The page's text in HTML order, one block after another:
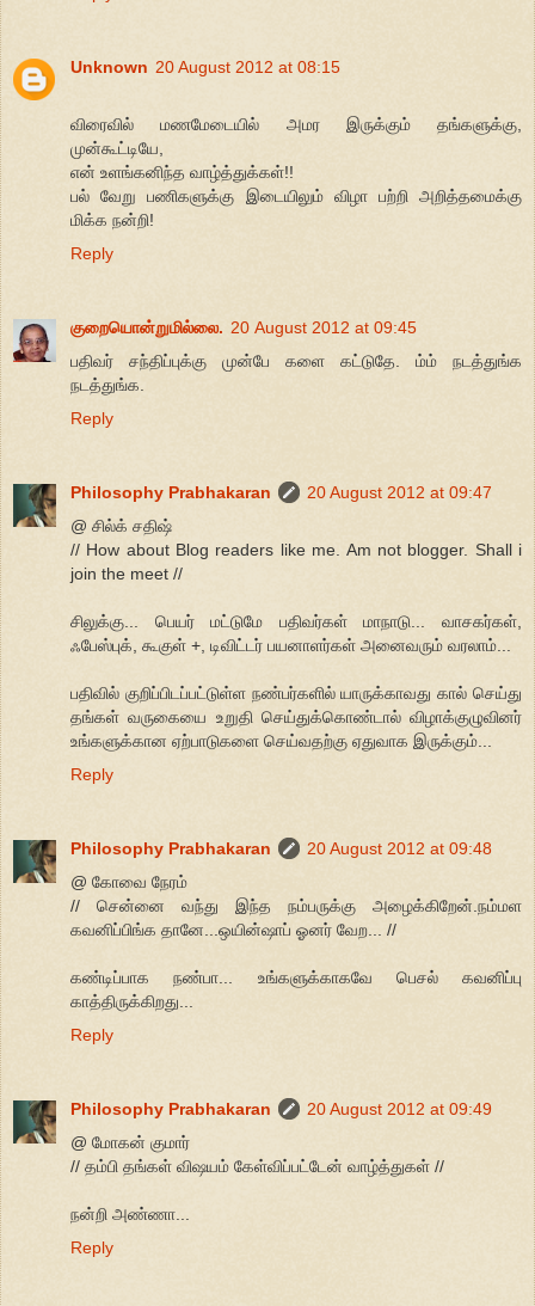
Unknown 20 August 2012 at 08:15
விரைவில் மணமேடையில் அமர இருக்கும் தங்களுக்கு,
முன்கூட்டியே,
என் உளங்கனிந்த வாழ்த்துக்கள்!!
பல் வேறு பணிகளுக்கு இடையிலும் விழா பற்றி அறித்தமைக்கு
மிக்க நன்றி!
Reply
குறையொன்றுமில்லை. 20 August 2012 at 09:45
பதிவர் சந்திப்புக்கு முன்பே களை கட்டுதே. ம்ம் நடத்துங்க
நடத்துங்க.
Reply
Philosophy Prabhakaran
20 August 2012 at 09:47
@ சில்க் சதிஷ்
// How about Blog readers like me. Am not blogger. Shall i
join the meet //
சிலுக்கு... பெயர் மட்டுமே பதிவர்கள் மாநாடு... வாசகர்கள்,
ஃபேஸ்புக், கூகுள் +, டிவிட்டர் பயனாளர்கள் அனைவரும் வரலாம்...
பதிவில் குறிப்பிடப்பட்டுள்ள நண்பர்களில் யாருக்காவது கால் செய்து
தங்கள் வருகையை உறுதி செய்துக்கொண்டால் விழாக்குழுவினர்
உங்களுக்கான ஏற்பாடுகளை செய்வதற்கு ஏதுவாக இருக்கும்...
Reply
Philosophy Prabhakaran
20 August 2012 at 09:48
@ கோவை நேரம்
// சென்னை வந்து இந்த நம்பருக்கு அழைக்கிறேன்.நம்மள
கவனிப்பிங்க தானே...ஒயின்ஷாப் ஓனர் வேற... //
கண்டிப்பாக நண்பா... உங்களுக்காகவே பெசல் கவனிப்பு
காத்திருக்கிறது...
Reply
Philosophy Prabhakaran
20 August 2012 at 09:49
@ மோகன் குமார்
// தம்பி தங்கள் விஷயம் கேள்விப்பட்டேன் வாழ்த்துகள் //
நன்றி அண்ணா...
Reply